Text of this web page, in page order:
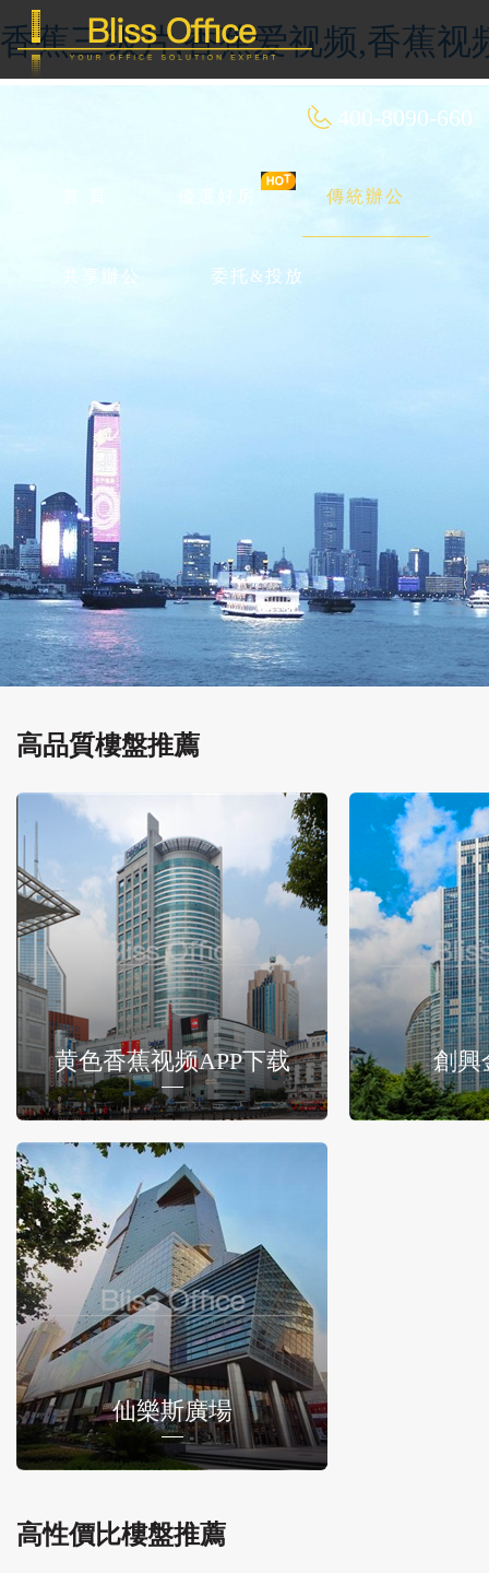
香蕉三级片,香蕉爱视频,香蕉视
400-8090-660
優選好房 傳統辦公
共享辦公 委托&投放
高品質樓盤推薦
黄色香蕉视频APP下载 創興
仙樂斯廣場
高性價比樓盤推薦